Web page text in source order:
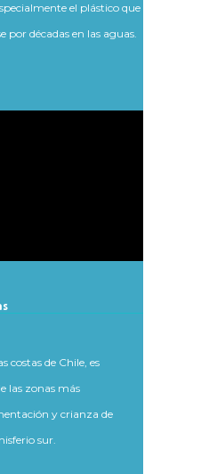
el plástico que
por décadas en las aguas.
costas de Chile, es
las zonas más
y crianza de
sur.